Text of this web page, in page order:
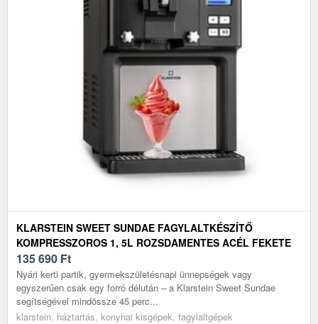
KLARSTEIN SWEET SUNDAE FAGYLALTKÉSZÍTŐ
KOMPRESSZOROS 1, 5L ROZSDAMENTES ACÉL FEKETE
135 690 Ft
Nyári kerti partik, gyermekszületésnapi ünnepségek vagy
egyszerűen csak egy forró délután – a Klarstein Sweet Sundae
segítségével mindössze 45 perc...
klarstein, háztartás, konyhai kisgépek, fagylaltgépek